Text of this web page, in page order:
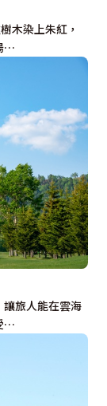
木染上朱紅，
…
旅人能在雲海
…